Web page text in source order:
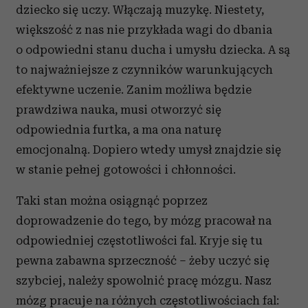
dziecko się uczy. Włączają muzykę. Niestety,
większość z nas nie przykłada wagi do dbania
o odpowiedni stanu ducha i umysłu dziecka. A są
to najważniejsze z czynników warunkujących
efektywne uczenie. Zanim możliwa będzie
prawdziwa nauka, musi otworzyć się
odpowiednia furtka, a ma ona naturę
emocjonalną. Dopiero wtedy umysł znajdzie się
w stanie pełnej gotowości i chłonności.
Taki stan można osiągnąć poprzez
doprowadzenie do tego, by mózg pracował na
odpowiedniej częstotliwości fal. Kryje się tu
pewna zabawna sprzeczność – żeby uczyć się
szybciej, należy spowolnić pracę mózgu. Nasz
mózg pracuje na różnych częstotliwościach fal: